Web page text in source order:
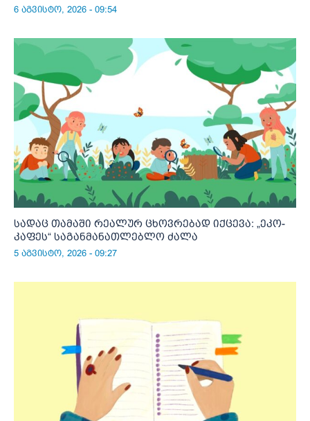
6 აგვისტო, 2026 - 09:54
სადაც თამაში რეალურ ცხოვრებად იქცევა: „ეკო-
კაფეს“ საგანმანათლებლო ძალა
5 აგვისტო, 2026 - 09:27